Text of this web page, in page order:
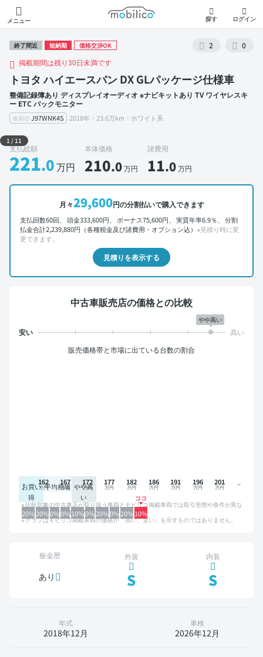
メニュー
モビリコ
探す ログイン
終了間近 短納期 価格交渉OK 2
0
掲載期間は残り30日未満です
トヨタ ハイエースバン DX GLパッケージ仕様車
整備記録簿あり ディスプレイオーディオ ※ナビキットあり TV ワイヤレスキ
ー ETC バックモニター
車両ID J97WNK4S 2018年・23.6万km・ホワイト系
外装 左前
1 /11
支払総額
221.0万円
本体価格
210.0万円
諸費用
11.0万円
月々29,600円の分割払いで購入できます
支払回数60回、 頭金333,600円、 ボーナス75,600円、 実質年率6.9％、 分割
払金合計2,239,880円（各種税金及び諸費用・オプション込） ※見積り時に変
更できます。
見積りを表示する
中古車販売店の価格との比較
やや高い
販売価格帯と市場に出ている台数の割合
お買い
得
平均相場 やや高
い
20%20%0%0%10%0%20%0%20%10%
162 167 172 177 182 186 191 196 201
比較対象の中古車店が取り扱う車両とモビリコ掲載車両では取引形態や条件が異な
るため、グラフは参考情報です。
グラフはモビリコ掲載車両の価格が「高い、安い」を示すものではありません。
板金歴
あり
外装
S
内装
S
年式
2018年12月
車検
2026年12月